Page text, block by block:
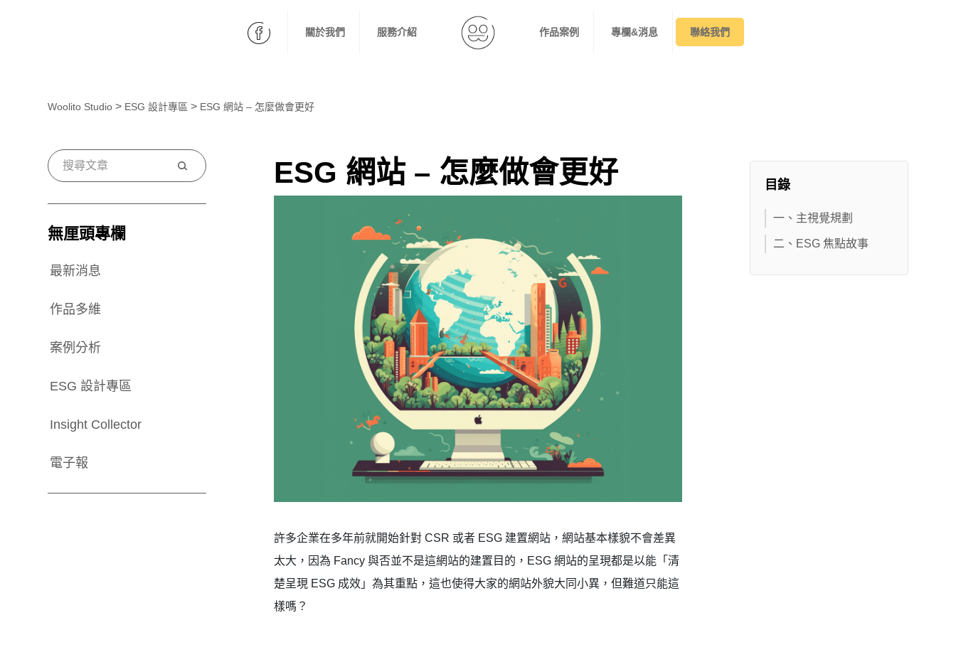
關於我們 服務介紹 作品案例 專欄&消息 聯絡我們
Woolito Studio > ESG 設計專區 > ESG 網站 – 怎麼做會更好
搜
無厘頭專欄
最新消息
作品多維
案例分析
ESG 設計專區
Insight Collector
電子報
ESG 網站 – 怎麼做會更好
許多企業在多年前就開始針對 CSR 或者 ESG 建置網站，網站基本樣貌不會差異
太大，因為 Fancy 與否並不是這網站的建置目的，ESG 網站的呈現都是以能「清
楚呈現 ESG 成效」為其重點，這也使得大家的網站外貌大同小異，但難道只能這
樣嗎？
目錄
一、主視覺規劃
二、ESG 焦點故事